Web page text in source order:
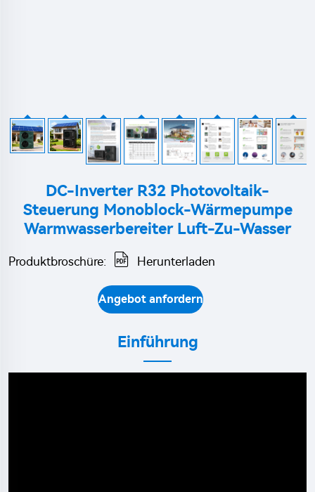
DC-Inverter R32 Photovoltaik-
Steuerung Monoblock-Wärmepumpe
Warmwasserbereiter Luft-Zu-Wasser
Produktbroschüre: Herunterladen
Angebot anfordern
Einführung